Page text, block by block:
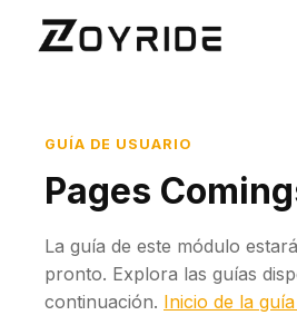
GUÍA DE USUARIO
Pages
La guía de este módulo
pronto. Explora las guías
continuación. Inicio de la